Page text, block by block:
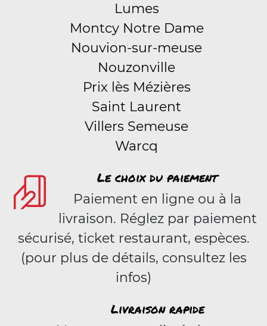
Lumes
Montcy Notre Dame
Nouvion-sur-meuse
Nouzonville
Prix lès Mézières
Saint Laurent
Villers Semeuse
Warcq
Le choix du paiement
Paiement en ligne ou à la
livraison. Réglez par paiement
sécurisé, ticket restaurant, espèces.
(pour plus de détails, consultez les
infos)
Livraison rapide